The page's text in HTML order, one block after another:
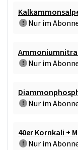
Nur im
Nur im
Nur im
40er Kornkali +
Nur im